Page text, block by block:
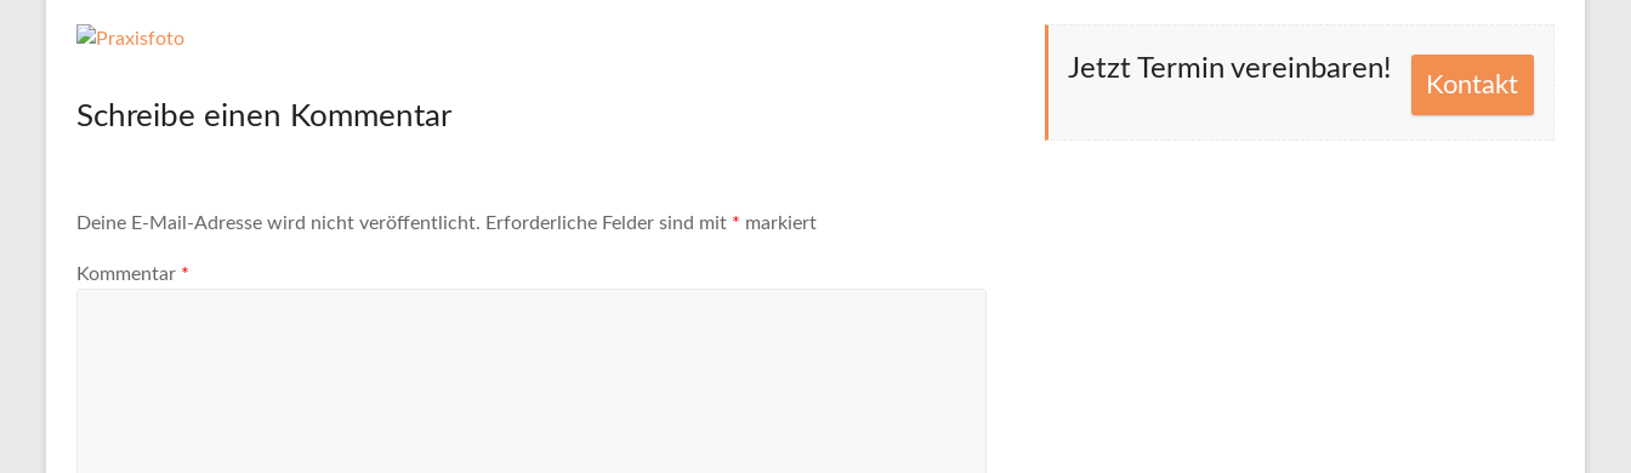
Schreibe einen Kommentar
Deine E-Mail-Adresse wird nicht veröffentlicht. Erforderliche Felder sind mit * markiert
Kommentar *
Jetzt Termin vereinbaren!
Kontakt